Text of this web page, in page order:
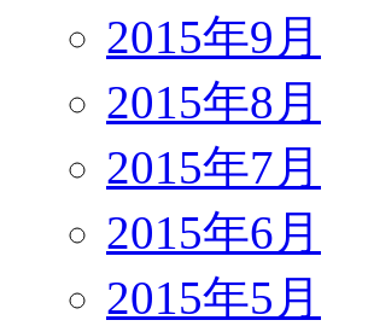
2015年9月
2015年8月
2015年7月
2015年6月
2015年5月